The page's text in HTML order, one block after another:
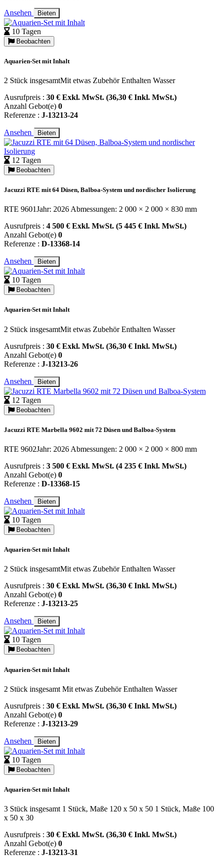
Ansehen Bieten
10 Tagen
Beobachten
Aquarien-Set mit Inhalt
2 Stück insgesamtMit etwas Zubehör Enthalten Wasser
Ausrufpreis : 30 € Exkl. MwSt. (36,30 € Inkl. MwSt.)
Anzahl Gebot(e) 0
Referenze : J-13213-24
Ansehen Bieten
12 Tagen
Beobachten
Jacuzzi RTE mit 64 Düsen, Balboa-System und nordischer Isolierung
RTE 9601Jahr: 2026 Abmessungen: 2 000 × 2 000 × 830 mm
Ausrufpreis : 4 500 € Exkl. MwSt. (5 445 € Inkl. MwSt.)
Anzahl Gebot(e) 0
Referenze : D-13368-14
Ansehen Bieten
10 Tagen
Beobachten
Aquarien-Set mit Inhalt
2 Stück insgesamtMit etwas Zubehör Enthalten Wasser
Ausrufpreis : 30 € Exkl. MwSt. (36,30 € Inkl. MwSt.)
Anzahl Gebot(e) 0
Referenze : J-13213-26
Ansehen Bieten
12 Tagen
Beobachten
Jacuzzi RTE Marbella 9602 mit 72 Düsen und Balboa-System
RTE 9602Jahr: 2026 Abmessungen: 2 000 × 2 000 × 800 mm
Ausrufpreis : 3 500 € Exkl. MwSt. (4 235 € Inkl. MwSt.)
Anzahl Gebot(e) 0
Referenze : D-13368-15
Ansehen Bieten
10 Tagen
Beobachten
Aquarien-Set mit Inhalt
2 Stück insgesamtMit etwas Zubehör Enthalten Wasser
Ausrufpreis : 30 € Exkl. MwSt. (36,30 € Inkl. MwSt.)
Anzahl Gebot(e) 0
Referenze : J-13213-25
Ansehen Bieten
10 Tagen
Beobachten
Aquarien-Set mit Inhalt
2 Stück insgesamt Mit etwas Zubehör Enthalten Wasser
Ausrufpreis : 30 € Exkl. MwSt. (36,30 € Inkl. MwSt.)
Anzahl Gebot(e) 0
Referenze : J-13213-29
Ansehen Bieten
10 Tagen
Beobachten
Aquarien-Set mit Inhalt
3 Stück insgesamt 1 Stück, Maße 120 x 50 x 50 1 Stück, Maße 100
x 50 x 30
Ausrufpreis : 30 € Exkl. MwSt. (36,30 € Inkl. MwSt.)
Anzahl Gebot(e) 0
Referenze : J-13213-31